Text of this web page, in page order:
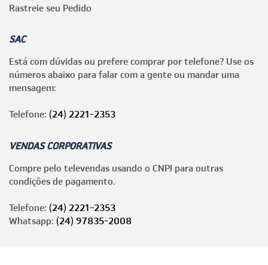
Rastreie seu Pedido
SAC
Está com dúvidas ou prefere comprar por telefone? Use os
números abaixo para falar com a gente ou mandar uma
mensagem:
Telefone: (24) 2221-2353
VENDAS CORPORATIVAS
Compre pelo televendas usando o CNPJ para outras
condições de pagamento.
Telefone: (24) 2221-2353
Whatsapp: (24) 97835-2008